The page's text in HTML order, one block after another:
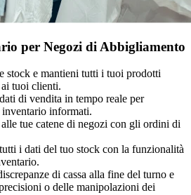
per Negozi di Abbigliamento
stock e mantieni tutti i tuoi prodotti
tuoi clienti.
di vendita in tempo reale per
informati.
tue catene di negozi con gli ordini di
i dati del tuo stock con la funzionalità
di cassa alla fine del turno e
o delle manipolazioni dei